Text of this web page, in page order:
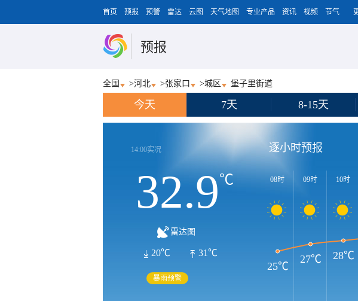
首页 预报 预警 雷达 云图 天气地图 专业产品 资讯 视频 节气
预报
全国 >河北 >张家口 >城区 堡子里街道
今天 7天 8-15天
14:00实况
32.9℃
雷达图
31℃
20℃
大风预警
逐小时预报
08时 09时 10时
25℃
27℃ 28℃